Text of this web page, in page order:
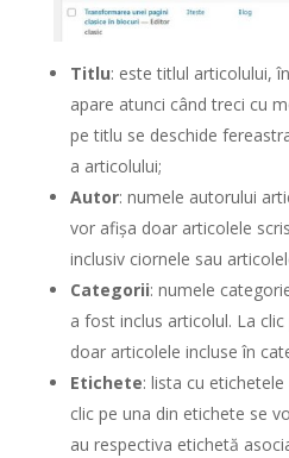
Titlu: este titlul articolului,
apare atunci când treci cu
pe titlu se deschide
a articolului;
Autor: numele autorului
vor afișa doar articolele
inclusiv ciornele sau
Categorii: numele
a fost inclus articolul. La
doar articolele incluse în
Etichete: lista cu
clic pe una din etichete se
au respectiva etichetă